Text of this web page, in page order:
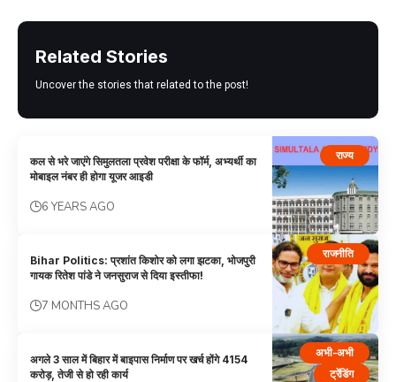
Related Stories
Uncover the stories that related to the post!
राज्य
कल से भरे जाएंगे सिमुलतला प्रवेश परीक्षा के फॉर्म, अभ्यर्थी का
मोबाइल नंबर ही होगा यूजर आइडी
6 YEARS AGO
राजनीति
Bihar Politics: प्रशांत किशोर को लगा झटका, भोजपुरी
गायक रितेश पांडे ने जनसुराज से दिया इस्तीफा!
7 MONTHS AGO
अभी-अभी
ट्रेंडिंग
अगले 3 साल में बिहार में बाइपास निर्माण पर खर्च होंगे 4154
करोड़, तेजी से हो रही कार्य